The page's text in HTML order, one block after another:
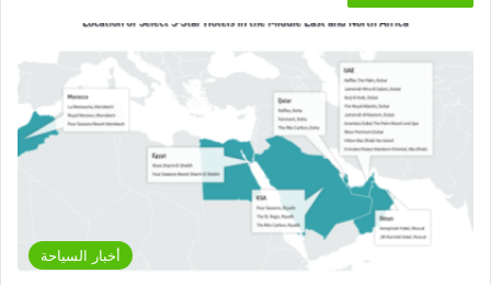
أخبار السياحة